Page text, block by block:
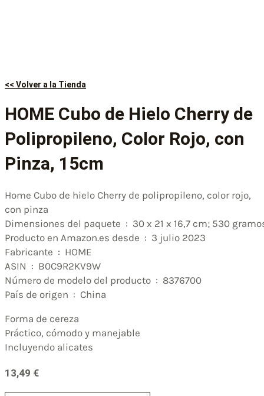
<< Volver a la Tienda
HOME Cubo de Hielo Cherry de
Polipropileno, Color Rojo, con
Pinza, 15cm
Home Cubo de hielo Cherry de polipropileno, color rojo,
con pinza
Dimensiones del paquete ‏ : ‎ 30 x 21 x 16,7 cm; 530
Producto en Amazon.es desde ‏ : ‎ 3 julio 2023
Fabricante ‏ : ‎ HOME
ASIN ‏ : ‎ B0C9R2KV9W
Número de modelo del producto ‏ : ‎ 8376700
País de origen ‏ : ‎ China
Forma de cereza
Práctico, cómodo y manejable
Incluyendo alicates
13,49 €